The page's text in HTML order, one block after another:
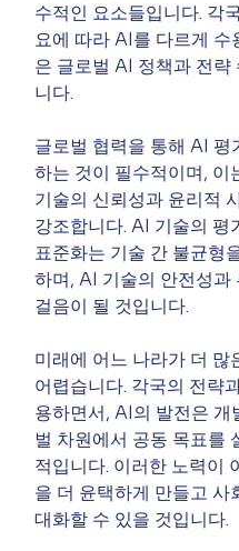
수적인 요소들입니다. 각
요에 따라 AI를 다르게 수
은 글로벌 AI 정책과 전
니다.
글로벌 협력을 통해 AI 평
하는 것이 필수적이며, 이
기술의 신뢰성과 윤리적
강조합니다. AI 기술의 평
표준화는 기술 간 불균형
하며, AI 기술의 안전성과
걸음이 될 것입니다.
미래에 어느 나라가 더 많
어렵습니다. 각국의 전략
용하면서, AI의 발전은 개
벌 차원에서 공동 목표를
적입니다. 이러한 노력이
을 더 윤택하게 만들고 사
대화할 수 있을 것입니다.